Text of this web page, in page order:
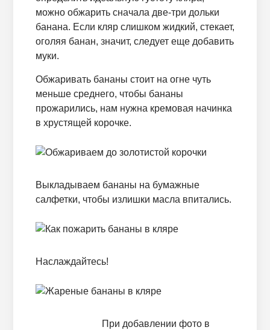
можно обжарить сначала две-три дольки
банана. Если кляр слишком жидкий, стекает,
оголяя банан, значит, следует еще добавить
муки.
Обжаривать бананы стоит на огне чуть
меньше среднего, чтобы бананы
прожарились, нам нужна кремовая начинка
в хрустящей корочке.
Выкладываем бананы на бумажные
салфетки, чтобы излишки масла впитались.
Наслаждайтесь!
При добавлении фото в